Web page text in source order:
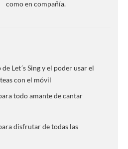
como en compañía.
Let´s Sing y el poder usar el
con el móvil
todo amante de cantar
disfrutar de todas las